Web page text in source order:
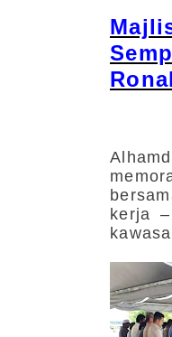
kerja